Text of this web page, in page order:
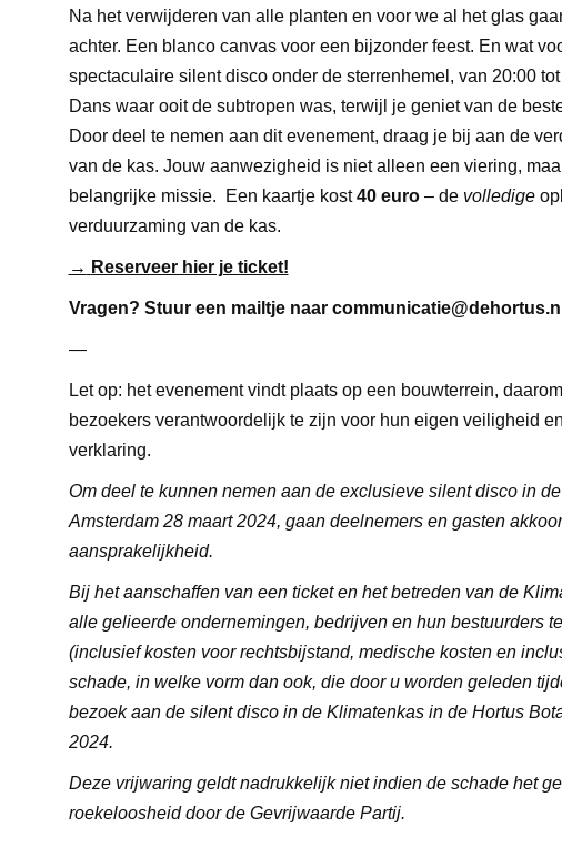
Na het verwijderen van alle planten en voor we al het glas
achter. Een blanco canvas voor een bijzonder feest. En wat
spectaculaire silent disco onder de sterrenhemel, van 20:00 tot
Dans waar ooit de subtropen was, terwijl je geniet van de
Door deel te nemen aan dit evenement, draag je bij aan de
van de kas. Jouw aanwezigheid is niet alleen een viering,
belangrijke missie.
Een kaartje kost40 euro– de volledige
verduurzaming van de kas.
→ Reserveer hier je ticket!
Vragen? Stuur een mailtje naar communicatie@dehortus.nl
—
Let op: het evenement vindt plaats op een bouwterrein,
bezoekers verantwoordelijk te zijn voor hun eigen veiligheid
verklaring.
Om deel te kunnen nemen aan de exclusieve silent disco in
Amsterdam 28 maart 2024, gaan deelnemers en gasten
aansprakelijkheid.
Bij het aanschaffen van een ticket en het betreden van de
alle gelieerde ondernemingen, bedrijven en hun bestuurders
(inclusief kosten voor rechtsbijstand, medische kosten en
schade, in welke vorm dan ook, die door u worden geleden
bezoek aan de silent disco in de Klimatenkas in de Hortus
2024.
Deze vrijwaring geldt nadrukkelijk niet indien de schade het
roekeloosheid door de Gevrijwaarde Partij.